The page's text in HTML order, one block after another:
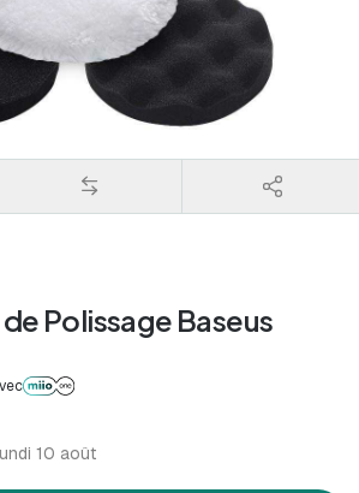
Polissage Baseus
10 août